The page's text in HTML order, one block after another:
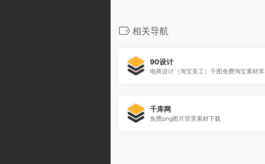
相关导航
90设计
电商设计（淘宝美工）千图免费淘宝素材库
千库网
免费png图片背景素材下载